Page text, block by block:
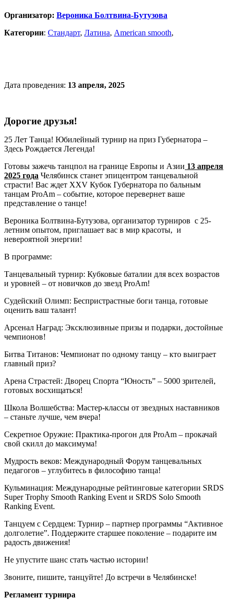
Организатор: Вероника Болтвина-Бутузова
Категории: Стандарт, Латина, American smooth,
Дата проведения: 13 апреля, 2025
Дорогие друзья!
25 Лет Танца! Юбилейный турнир на приз Губернатора –
Здесь Рождается Легенда!
Готовы зажечь танцпол на границе Европы и Азии 13 апреля
2025 года Челябинск станет эпицентром танцевальной
страсти! Вас ждет XXV Кубок Губернатора по бальным
танцам ProAm – событие, которое перевернет ваше
представление о танце!
Вероника Болтвина-Бутузова, организатор турниров с 25-
летним опытом, приглашает вас в мир красоты, и
невероятной энергии!
В программе:
Танцевальный турнир: Кубковые баталии для всех возрастов
и уровней – от новичков до звезд ProAm!
Судейский Олимп: Беспристрастные боги танца, готовые
оценить ваш талант!
Арсенал Наград: Эксклюзивные призы и подарки, достойные
чемпионов!
Битва Титанов: Чемпионат по одному танцу – кто выиграет
главный приз?
Арена Страстей: Дворец Спорта “Юность” – 5000 зрителей,
готовых восхищаться!
Школа Волшебства: Мастер-классы от звездных наставников
– станьте лучше, чем вчера!
Секретное Оружие: Практика-прогон для ProAm – прокачай
свой скилл до максимума!
Мудрость веков: Международный Форум танцевальных
педагогов – углубитесь в философию танца!
Кульминация: Международные рейтинговые категории SRDS
Super Trophy Smooth Ranking Event и SRDS Solo Smooth
Ranking Event.
Танцуем с Сердцем: Турнир – партнер программы “Активное
долголетие”. Поддержите старшее поколение – подарите им
радость движения!
Не упустите шанс стать частью истории!
Звоните, пишите, танцуйте! До встречи в Челябинске!
Регламент турнира